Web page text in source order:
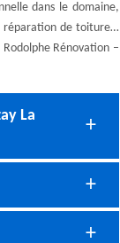
dans le domaine,
réparation de toiture…
Rénovation –
La